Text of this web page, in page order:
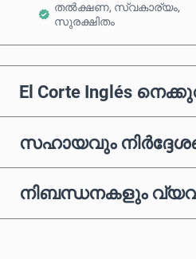
തൽക്ഷണ, സ്വകാര്യം,
സുരക്ഷിതം
El Corte Inglés
സഹായവും
നിബന്ധനകളും